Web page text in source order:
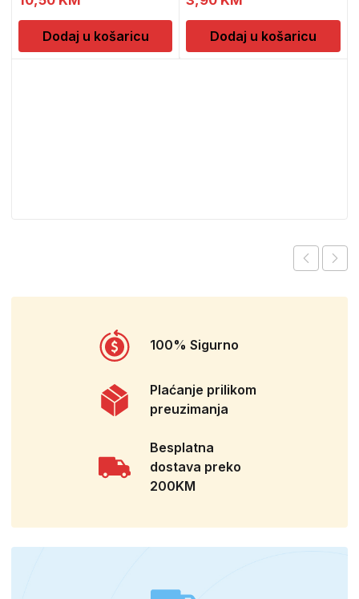
Dodaj u košaricu Dodaj u košaricu
100% Sigurno
Plaćanje prilikom
preuzimanja
Besplatna
dostava preko
200KM